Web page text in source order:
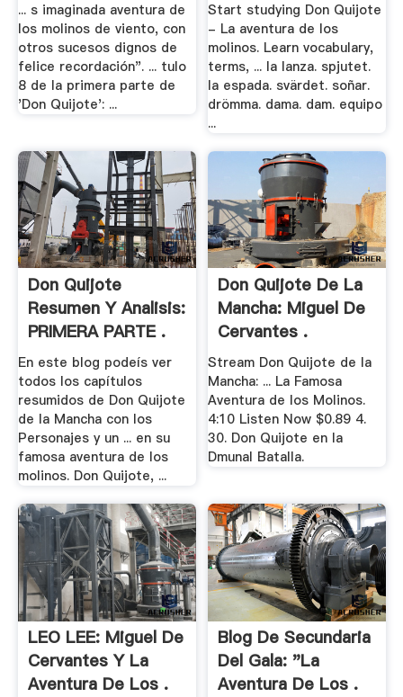
... s imaginada aventura de
los molinos de viento, con
otros sucesos dignos de
felice recordación". ... tulo
8 de la primera parte de
'Don Quijote': ...
Start studying Don Quijote
- La aventura de los
molinos. Learn vocabulary,
terms, ... la lanza. spjutet.
la espada. svärdet. soñar.
drömma. dama. dam. equipo
...
Don Quijote
Resumen Y Analisis:
PRIMERA PARTE .
En este blog podeís ver
todos los capítulos
resumidos de Don Quijote
de la Mancha con los
Personajes y un ... en su
famosa aventura de los
molinos. Don Quijote, ...
Don Quijote De La
Mancha: Miguel De
Cervantes .
Stream Don Quijote de la
Mancha: ... La Famosa
Aventura de los Molinos.
4:10 Listen Now $0.89 4.
30. Don Quijote en la
Dmunal Batalla.
LEO LEE: Miguel De
Cervantes Y La
Aventura De Los .
Blog De Secundaria
Del Gala: "La
Aventura De Los .